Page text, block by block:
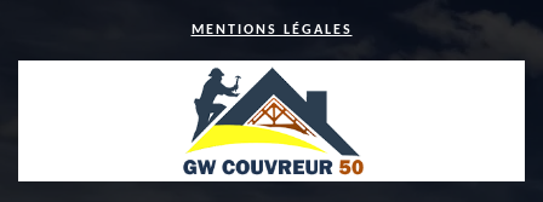
MENTIONS LÉGALES